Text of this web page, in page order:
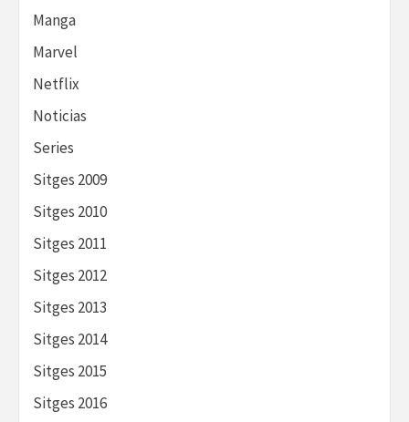
Manga
Marvel
Netflix
Noticias
Series
Sitges 2009
Sitges 2010
Sitges 2011
Sitges 2012
Sitges 2013
Sitges 2014
Sitges 2015
Sitges 2016